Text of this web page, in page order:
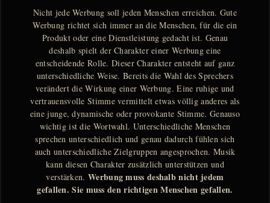
Nicht jede Werbung soll jeden Menschen erreichen. Gute
Werbung richtet sich immer an die Menschen, für die ein
Produkt oder eine Dienstleistung gedacht ist. Genau
deshalb spielt der Charakter einer Werbung eine
entscheidende Rolle. Dieser Charakter entsteht auf ganz
unterschiedliche Weise. Bereits die Wahl des Sprechers
verändert die Wirkung einer Werbung. Eine ruhige und
vertrauensvolle Stimme vermittelt etwas völlig anderes als
eine junge, dynamische oder provokante Stimme. Genauso
wichtig ist die Wortwahl. Unterschiedliche Menschen
sprechen unterschiedlich und genau dadurch fühlen sich
auch unterschiedliche Zielgruppen angesprochen. Musik
kann diesen Charakter zusätzlich unterstützen und
verstärken. Werbung muss deshalb nicht jedem
gefallen. Sie muss den richtigen Menschen gefallen.